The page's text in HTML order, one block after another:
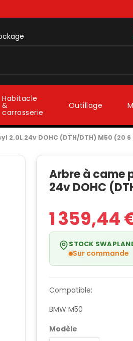
Habitacle
&
carrosserie
Outillage
24v DOHC (DTH/DTH) M50 (20 6
Arbre à came
24v DOHC
1 359,44
STOCK
Sur commande
Compatible:
BMW M50
Modèle